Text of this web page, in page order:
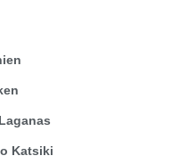
Katsiki